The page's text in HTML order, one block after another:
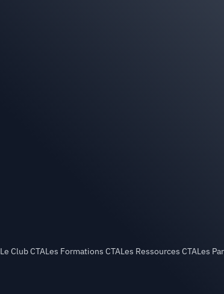
Le Club CTALes Formations CTALes Ressources CTALes